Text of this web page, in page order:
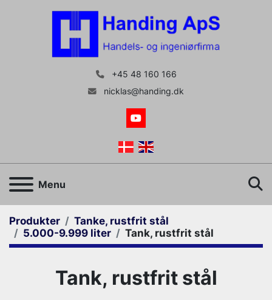
+45 48 160 166
nicklas@handing.dk
youtube
Menu
Produkter
Tanke, rustfrit stål
5.000-9.999 liter
Tank, rustfrit stål
Tank, rustfrit stål